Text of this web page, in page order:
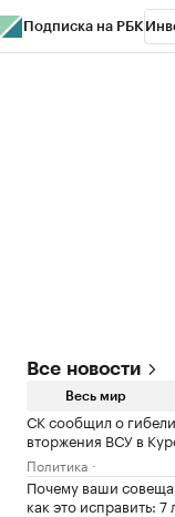
Подписка на РБК
Все новости
Весь мир
СК сообщил о
вторжения ВСУ в
Политика
Почему ваши
как это исправить: 7